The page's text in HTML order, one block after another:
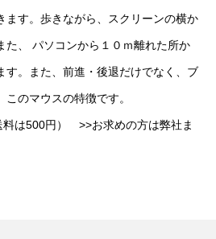
ます。歩きながら、スクリーンの横か
た、 パソコンから１０ｍ離れた所か
す。また、前進・後退だけでなく、ブ
のマウスの特徴です。
料は500円） >>お求めの方は弊社ま